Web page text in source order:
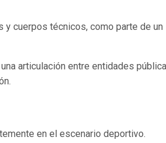
y cuerpos técnicos, como parte de un
articulación entre entidades
en el escenario deportivo.